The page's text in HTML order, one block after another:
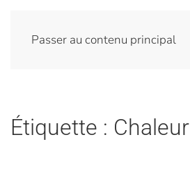
Passer au contenu principal
Étiquette : Chaleur